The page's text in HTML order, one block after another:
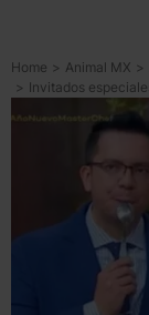
Home > Animal MX >
>